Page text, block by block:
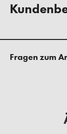
Fragen zum